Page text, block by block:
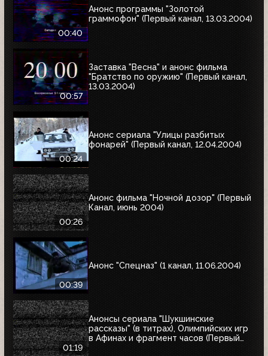
00:40
Анонс программы "Золотой
граммофон" (Первый канал, 13.03.2004)
00:57
Заставка "Весна" и анонс фильма
"Братство по оружию" (Первый канал,
13.03.2004)
00:24
Анонс сериала "Улицы разбитых
фонарей" (Первый канал, 12.04.2004)
00:26
Анонс фильма "Ночной дозор" (Первый
Канал, июнь 2004)
00:39
Анонс "Спецназ" (1 канал, 11.06.2004)
01:19
Анонсы сериала "Шукшинские
рассказы" (в титрах), Олимпийских игр
в Афинах и фрагмент часов (Первый